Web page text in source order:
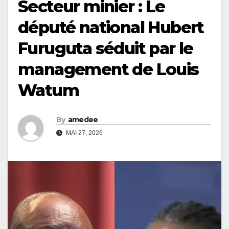
Secteur minier : Le
député national Hubert
Furuguta séduit par le
management de Louis
Watum
By amedee
MAI 27, 2026